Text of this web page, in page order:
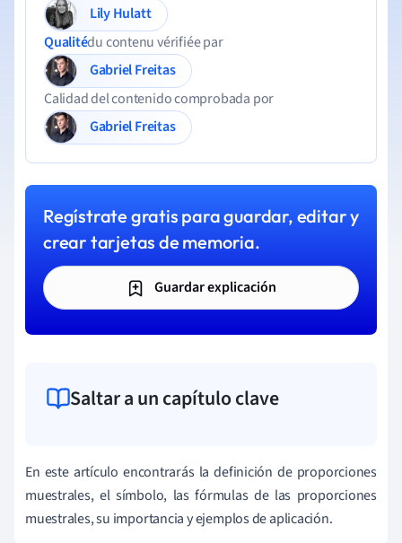
Lily Hulatt
Qualitédu contenu vérifiée par
Gabriel Freitas
Calidad del contenido comprobada por
Gabriel Freitas
Regístrate gratis para guardar, editar y
crear tarjetas de memoria.
Guardar explicación
Saltar a un capítulo clave
En este artículo encontrarás la definición de proporciones
muestrales, el símbolo, las fórmulas de las proporciones
muestrales, su importancia y ejemplos de aplicación.